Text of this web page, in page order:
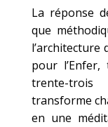
La réponse
que
pour
trente-
transforme
en une